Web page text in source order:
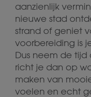
aanzienlijk
nieuwe stad
strand of geniet
voorbereiding is
Dus neem de
richt je dan op
maken van
voelen en echt